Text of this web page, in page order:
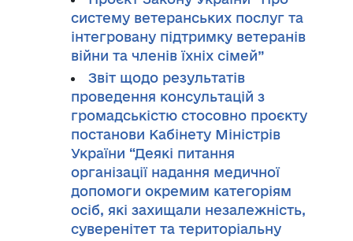
систему ветеранських послуг та
інтегровану підтримку ветеранів
війни та членів їхніх сімей”
Звіт щодо результатів
проведення консультацій з
громадськістю стосовно проєкту
постанови Кабінету Міністрів
України “Деякі питання
організації надання медичної
допомоги окремим категоріям
осіб, які захищали незалежність,
суверенітет та територіальну